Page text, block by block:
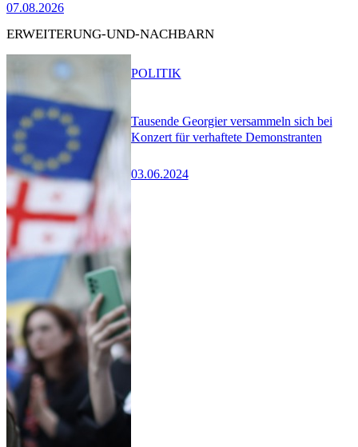
07.08.2026
ERWEITERUNG-UND-NACHBARN
Tausende Georgier versammeln sich bei
Konzert für verhaftete Demonstranten
03.06.2024
POLITIK